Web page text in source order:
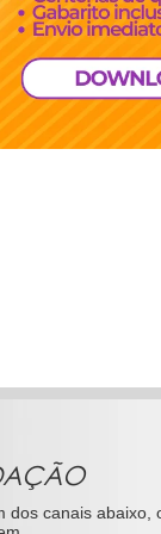
dos canais abaixo,